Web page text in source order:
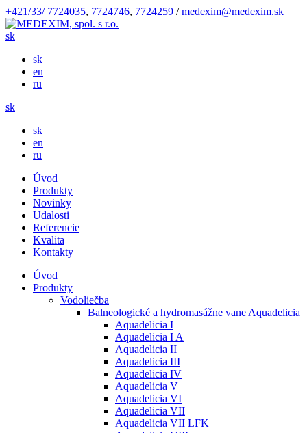
+421/33/ 7724035, 7724746, 7724259 /medexim@medexim.sk
sk
sk
en
ru
sk
sk
en
ru
Úvod
Produkty
Novinky
Udalosti
Referencie
Kvalita
Kontakty
Úvod
Produkty
Vodoliečba
Balneologické a hydromasážne vane Aquadelicia
Aquadelicia I
Aquadelicia I A
Aquadelicia II
Aquadelicia III
Aquadelicia IV
Aquadelicia V
Aquadelicia VI
Aquadelicia VII
Aquadelicia VII LFK